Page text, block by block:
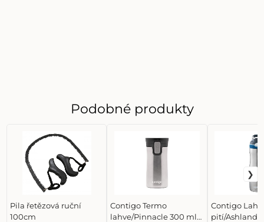
Podobné produkty
Pila řetězová ruční
100cm
Contigo Termo
lahve/Pinnacle 300 ml
Contigo
pití/Ashland